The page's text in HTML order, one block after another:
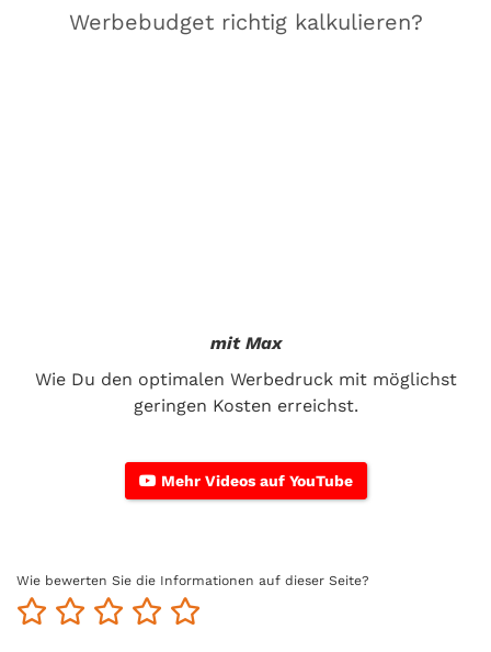
Werbebudget richtig kalkulieren?
mit Max
Wie Du den optimalen Werbedruck mit möglichst
geringen Kosten erreichst.
Mehr Videos auf YouTube
Wie bewerten Sie die Informationen auf dieser Seite?